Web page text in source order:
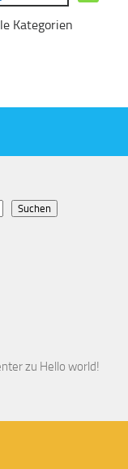
Kategorien
Suchen
zu Hello world!